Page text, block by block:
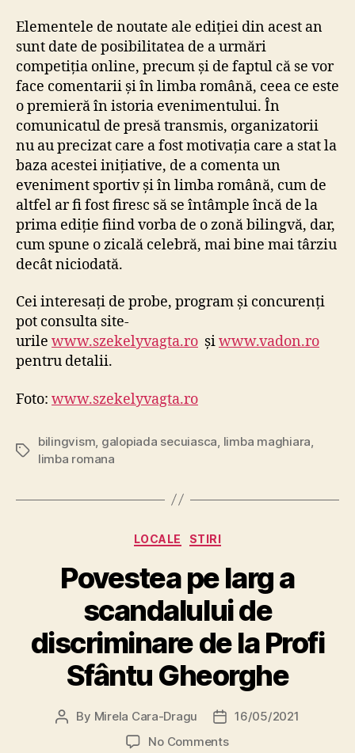
Elementele de noutate ale ediției din acest an
sunt date de posibilitatea de a urmări
competiția online, precum și de faptul că se vor
face comentarii și în limba română, ceea ce este
o premieră în istoria evenimentului. În
comunicatul de presă transmis, organizatorii
nu au precizat care a fost motivația care a stat la
baza acestei inițiative, de a comenta un
eveniment sportiv și în limba română, cum de
altfel ar fi fost firesc să se întâmple încă de la
prima ediție fiind vorba de o zonă bilingvă, dar,
cum spune o zicală celebră, mai bine mai târziu
decât niciodată.
Cei interesați de probe, program și concurenți
pot consulta site-
urile www.szekelyvagta.ro șiwww.vadon.ro
pentru detalii.
Foto: www.szekelyvagta.ro
Tags
bilingvism, galopiada secuiasca, limba maghiara,
limba romana
Categories
LOCALE STIRI
Povestea pe larg a
scandalului de
discriminare de la Profi
Sfântu Gheorghe
Post
By Mirela Cara-Dragu
Post
date
16/05/2021
No Commentson